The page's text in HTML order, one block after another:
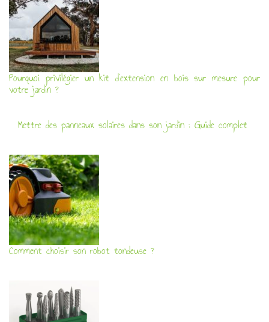
Pourquoi privilégier un kit d’extension en bois sur mesure pour
votre jardin ?
Mettre des panneaux solaires dans son jardin : Guide complet
Comment choisir son robot tondeuse ?